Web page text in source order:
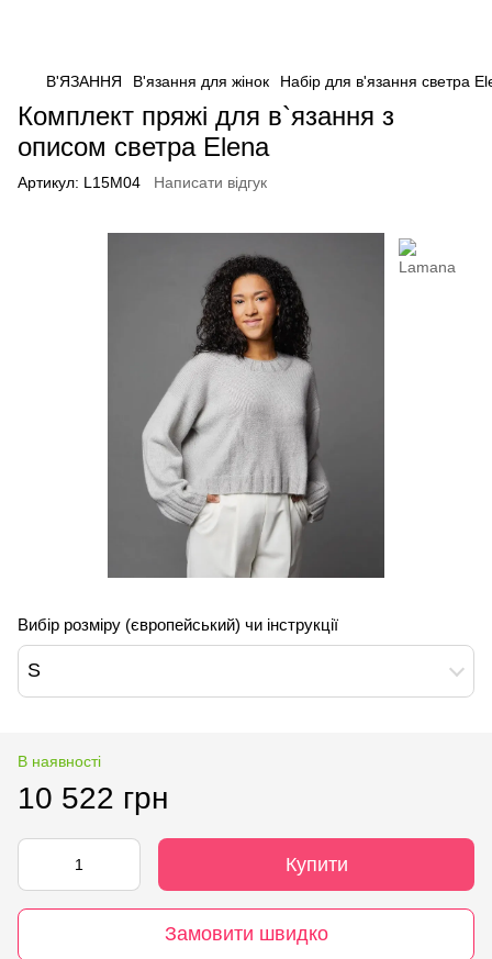
В'ЯЗАННЯ В'язання для жінок Набір для в'язання светра
Комплект пряжі для в`язання з
описом светра Elena
Артикул: L15M04 Написати відгук
Вибір розміру (європейський) чи інструкції
S
В наявності
10 522 грн
Купити
Замовити швидко